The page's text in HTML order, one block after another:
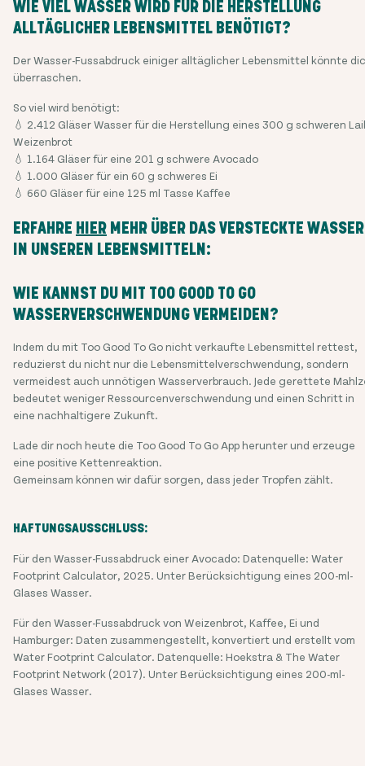
WIE VIEL WASSER WIRD FÜR DIE HERSTELLUNG
ALLTÄGLICHER LEBENSMITTEL BENÖTIGT?
Der Wasser-Fussabdruck einiger alltäglicher Lebensmittel könnte
überraschen.
So viel wird benötigt:
💧 2.412 Gläser Wasser für die Herstellung eines 300 g schweren
Weizenbrot
💧 1.164 Gläser für eine 201 g schwere Avocado
💧 1.000 Gläser für ein 60 g schweres Ei
💧 660 Gläser für eine 125 ml Tasse Kaffee
ERFAHRE HIER MEHR ÜBER DAS VERSTECKTE WASSER
IN UNSEREN LEBENSMITTELN:
WIE KANNST DU MIT TOO GOOD TO GO
WASSERVERSCHWENDUNG VERMEIDEN?
Indem du mit Too Good To Go nicht verkaufte Lebensmittel rettest,
reduzierst du nicht nur die Lebensmittelverschwendung, sondern
vermeidest auch unnötigen Wasserverbrauch. Jede gerettete
bedeutet weniger Ressourcenverschwendung und einen Schritt in
eine nachhaltigere Zukunft.
Lade dir noch heute die Too Good To Go App herunter und erzeuge
eine positive Kettenreaktion.
Gemeinsam können wir dafür sorgen, dass jeder Tropfen zählt.
HAFTUNGSAUSSCHLUSS:
Für den Wasser-Fussabdruck einer Avocado: Datenquelle: Water
Footprint Calculator, 2025. Unter Berücksichtigung eines 200-ml-
Glases Wasser.
Für den Wasser-Fussabdruck von Weizenbrot, Kaffee, Ei und
Hamburger: Daten zusammengestellt, konvertiert und erstellt vom
Water Footprint Calculator. Datenquelle: Hoekstra & The Water
Footprint Network (2017). Unter Berücksichtigung eines 200-ml-
Glases Wasser.